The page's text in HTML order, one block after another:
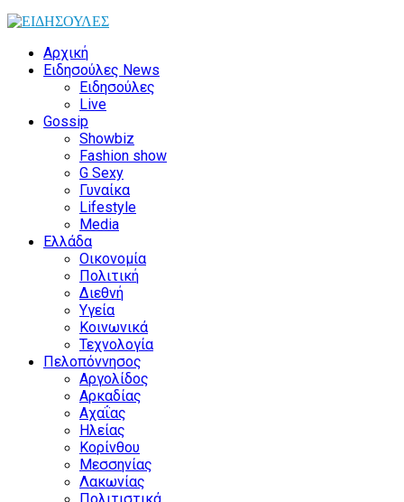
Αρχική
Ειδησούλες News
Ειδησούλες
Live
Gossip
Showbiz
Fashion show
G Sexy
Γυναίκα
Lifestyle
Media
Ελλάδα
Οικονομία
Πολιτική
Διεθνή
Υγεία
Κοινωνικά
Τεχνολογία
Πελοπόννησος
Αργολίδος
Αρκαδίας
Αχαΐας
Ηλείας
Κορίνθου
Μεσσηνίας
Λακωνίας
Πολιτιστικά